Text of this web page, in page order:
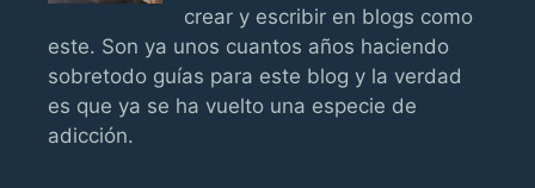
crear y escribir en blogs como
este. Son ya unos cuantos años haciendo
sobretodo guías para este blog y la verdad
es que ya se ha vuelto una especie de
adicción.